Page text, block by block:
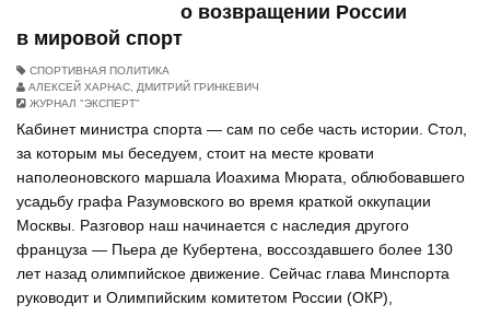
о возвращении России
в мировой спорт
СПОРТИВНАЯ ПОЛИТИКА
АЛЕКСЕЙ ХАРНАС, ДМИТРИЙ ГРИНКЕВИЧ
ЖУРНАЛ "ЭКСПЕРТ"
Кабинет министра спорта — сам по себе часть истории. Стол,
за которым мы беседуем, стоит на месте кровати
наполеоновского маршала Иоахима Мюрата, облюбовавшего
усадьбу графа Разумовского во время краткой оккупации
Москвы. Разговор наш начинается с наследия другого
француза — Пьера де Кубертена, воссоздавшего более 130
лет назад олимпийское движение. Сейчас глава Минспорта
руководит и Олимпийским комитетом России (ОКР),